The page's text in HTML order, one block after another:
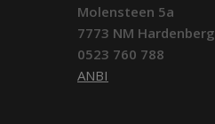
Molensteen 5a
7773 NM Hardenberg
0523 760 788
ANBI